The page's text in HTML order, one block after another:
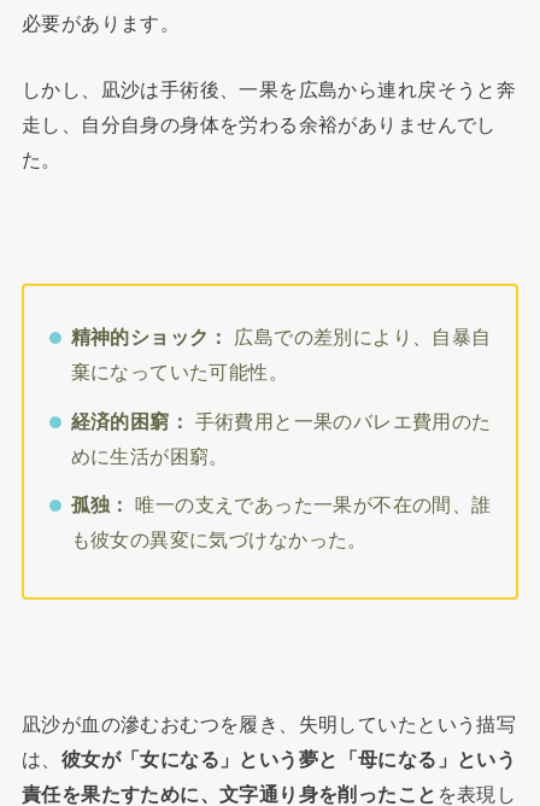
必要があります。
しかし、凪沙は手術後、一果を広島から連れ戻そうと奔
走し、自分自身の身体を労わる余裕がありませんでし
た。
精神的ショック：
広島での差別により、自暴自
棄になっていた可能性。
経済的困窮：
手術費用と一果のバレエ費用のた
めに生活が困窮。
孤独：
唯一の支えであった一果が不在の間、誰
も彼女の異変に気づけなかった。
凪沙が血の滲むおむつを履き、失明していたという描写
は、 彼女が「女になる」という夢と「母になる」という
責任を果たすために、文字通り身を削ったこと を表現し